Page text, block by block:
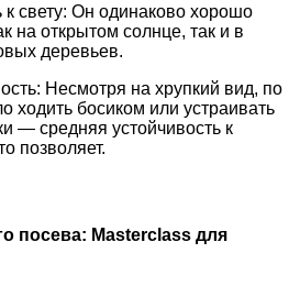
к свету: Он одинаково хорошо
на открытом солнце, так и в
деревьев.
Несмотря на хрупкий вид, по
ходить босиком или устраивать
— средняя устойчивость к
позволяет.
посева: Masterclass для